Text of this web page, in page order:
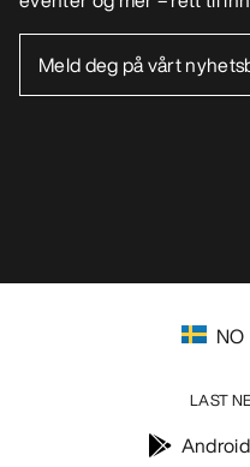
NO
LAST